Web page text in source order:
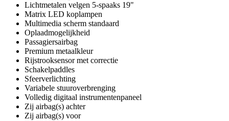
Lichtmetalen velgen 5-spaaks 19"
Matrix LED koplampen
Multimedia scherm standaard
Oplaadmogelijkheid
Passagiersairbag
Premium metaalkleur
Rijstrooksensor met correctie
Schakelpaddles
Sfeerverlichting
Variabele stuuroverbrenging
Volledig digitaal instrumentenpaneel
Zij airbag(s) achter
Zij airbag(s) voor